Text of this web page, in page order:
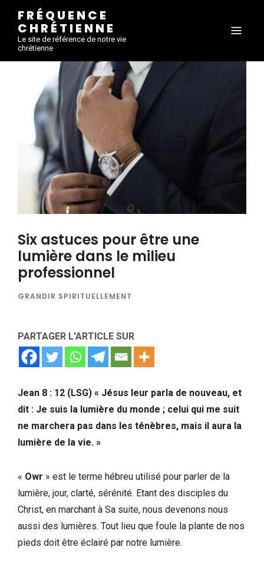
FRÉQUENCE
CHRÉTIENNE
Le site de référence de notre vie
chrétienne
Six astuces pour être une
lumière dans le milieu
professionnel
GRANDIR SPIRITUELLEMENT
PARTAGER L'ARTICLE SUR
Jean 8 : 12 (LSG) « Jésus leur parla de nouveau, et
dit : Je suis la lumière du monde ; celui qui me suit
ne marchera pas dans les ténèbres, mais il aura la
lumière de la vie. »
« Owr » est le terme hébreu utilisé pour parler de la
lumière, jour, clarté, sérénité. Etant des disciples du
Christ, en marchant à Sa suite, nous devenons nous
aussi des lumières. Tout lieu que foule la plante de nos
pieds doit être éclairé par notre lumière.